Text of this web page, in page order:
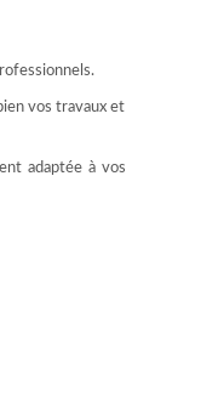
vos travaux et
adaptée à vos